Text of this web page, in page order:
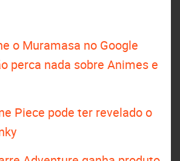
o Muramasa no Google
perca nada sobre Animes e
Piece pode ter revelado o